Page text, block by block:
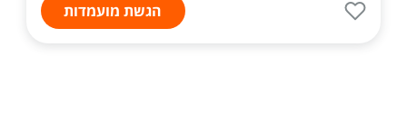
הגשת מועמדות